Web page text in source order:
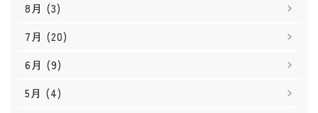
8月 (3)
7月 (20)
6月 (9)
5月 (4)